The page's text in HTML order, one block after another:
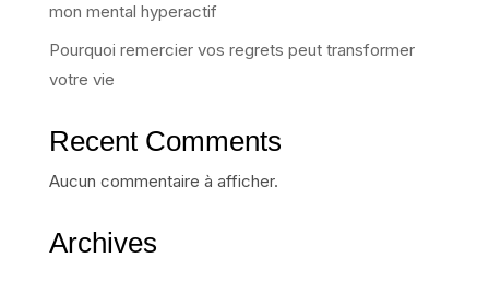
mon mental hyperactif
Pourquoi remercier vos regrets peut transformer
votre vie
Recent Comments
Aucun commentaire à afficher.
Archives